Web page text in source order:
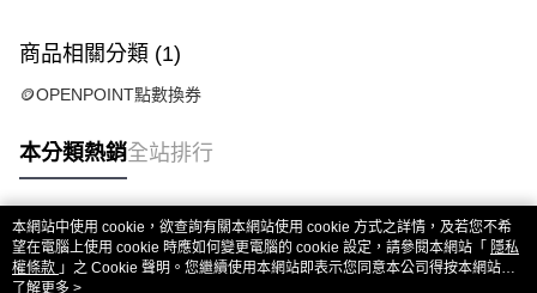
商品相關分類 (1)
🪙OPENPOINT點數換券
本分類熱銷全站排行
熱門標籤
本網站中使用 cookie，欲查詢有關本網站使用 cookie 方式之詳情，及若您不希
望在電腦上使用 cookie 時應如何變更電腦的 cookie 設定，請參閱本網站「 隱私
權條款 」之 Cookie 聲明。您繼續使用本網站即表示您同意本公司得按本網站使
用條款之 Cookie 聲明使用 cookie。
了解更多 >